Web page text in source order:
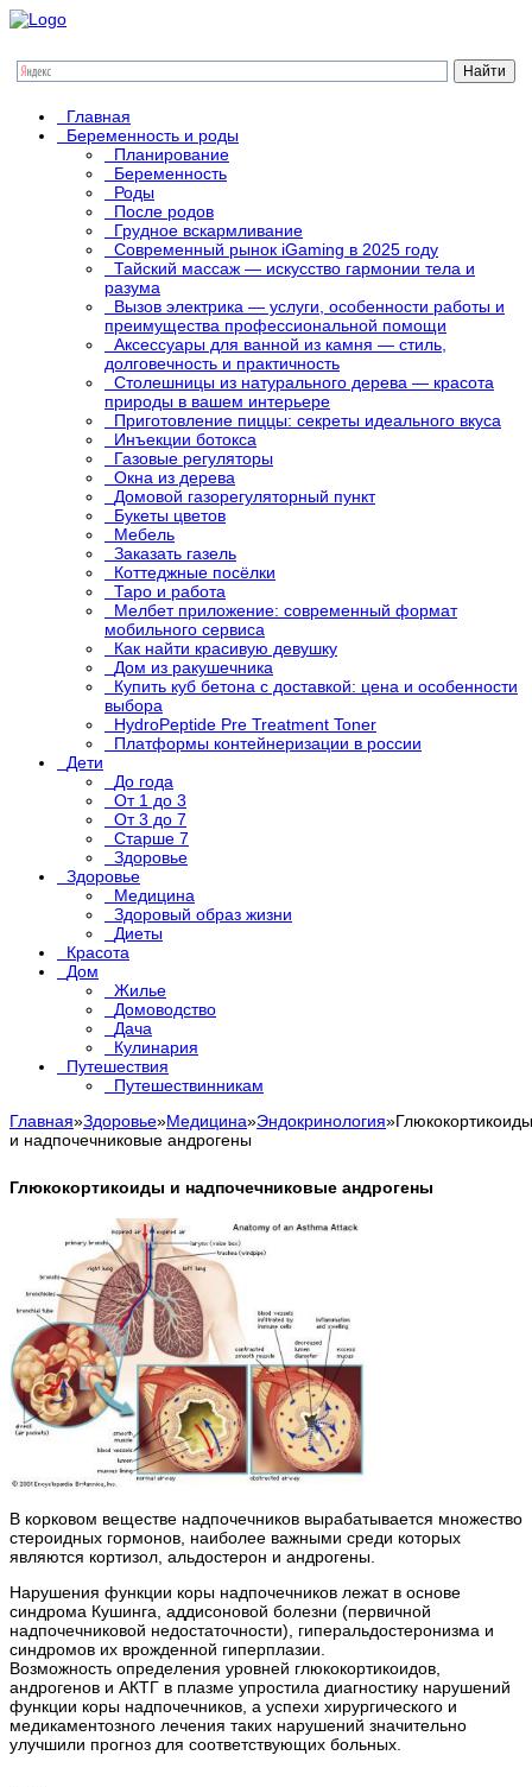
Главная
Беременность и роды
Планирование
Беременность
Роды
После родов
Грудное вскармливание
Современный рынок iGaming в 2025 году
Тайский массаж — искусство гармонии тела и
разума
Вызов электрика — услуги, особенности работы и
преимущества профессиональной помощи
Аксессуары для ванной из камня — стиль,
долговечность и практичность
Столешницы из натурального дерева — красота
природы в вашем интерьере
Приготовление пиццы: секреты идеального вкуса
Инъекции ботокса
Газовые регуляторы
Окна из дерева
Домовой газорегуляторный пункт
Букеты цветов
Мебель
Заказать газель
Коттеджные посёлки
Таро и работа
Мелбет приложение: современный формат
мобильного сервиса
Как найти красивую девушку
Дом из ракушечника
Купить куб бетона с доставкой: цена и особенности
выбора
HydroPeptide Pre Treatment Toner
Платформы контейнеризации в россии
Дети
До года
От 1 до 3
От 3 до 7
Старше 7
Здоровье
Здоровье
Медицина
Здоровый образ жизни
Диеты
Красота
Дом
Жилье
Домоводство
Дача
Кулинария
Путешествия
Путешествинникам
Главная»Здоровье»Медицина»Эндокринология»Глюкокортикоиды
и надпочечниковые андрогены
Глюкокортикоиды и надпочечниковые андрогены
В корковом веществе надпочечников вырабатывается множество
стероидных гормонов, наиболее важными среди которых
являются кортизол, альдостерон и андрогены.
Нарушения функции коры надпочечников лежат в основе
синдрома Кушинга, аддисоновой болезни (первичной
надпочечниковой недостаточности), гиперальдостеронизма и
синдромов их врожденной гиперплазии.
Возможность определения уровней глюкокортикоидов,
андрогенов и АКТГ в плазме упростила диагностику нарушений
функции коры надпочечников, а успехи хирургического и
медикаментозного лечения таких нарушений значительно
улучшили прогноз для соответствующих больных.